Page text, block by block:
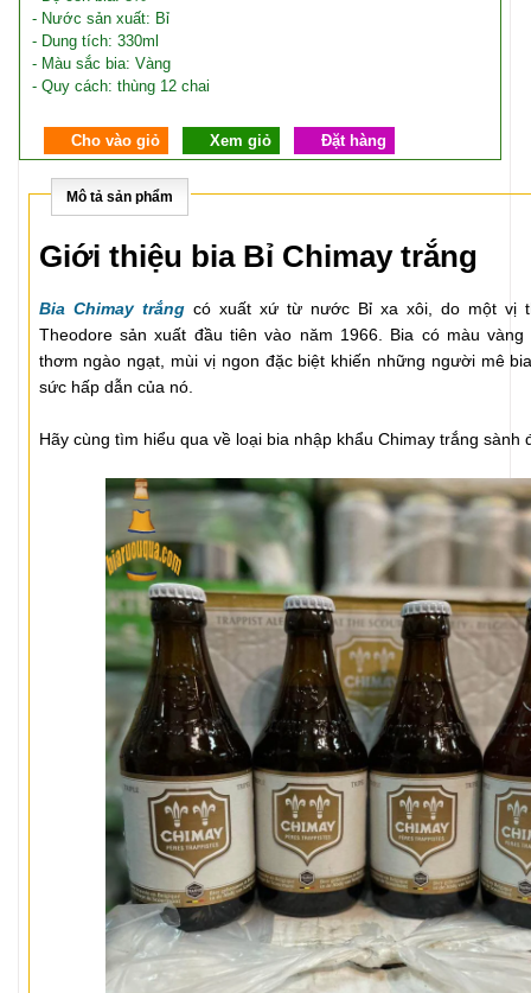
- Nước sản xuất: Bỉ
- Dung tích: 330ml
- Màu sắc bia: Vàng
- Quy cách: thùng 12 chai
Cho vào giỏ Xem giỏ Đặt hàng
Mô tả sản phẩm
Giới thiệu bia Bỉ Chimay trắng
Bia Chimay trắngcó xuất xứ từ nước Bỉ xa xôi, do một vị
Theodore sản xuất đầu tiên vào năm 1966. Bia có màu
thơm ngào ngạt, mùi vị ngon đặc biệt khiến những người mê
sức hấp dẫn của nó.
Hãy cùng tìm hiểu qua về loại bia nhập khẩu Chimay trắng sành